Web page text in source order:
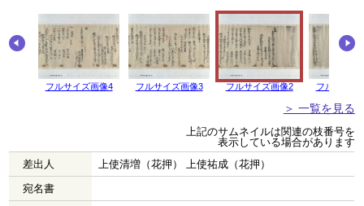
フルサイズ画像4 フルサイズ画像3 フルサイズ画像2 フルサイズ
＞ 一覧を見る
上記のサムネイルは関連の枝番号を
表示している場合があります
差出人
上使清増（花押） 上使祐成（花押）
宛名書